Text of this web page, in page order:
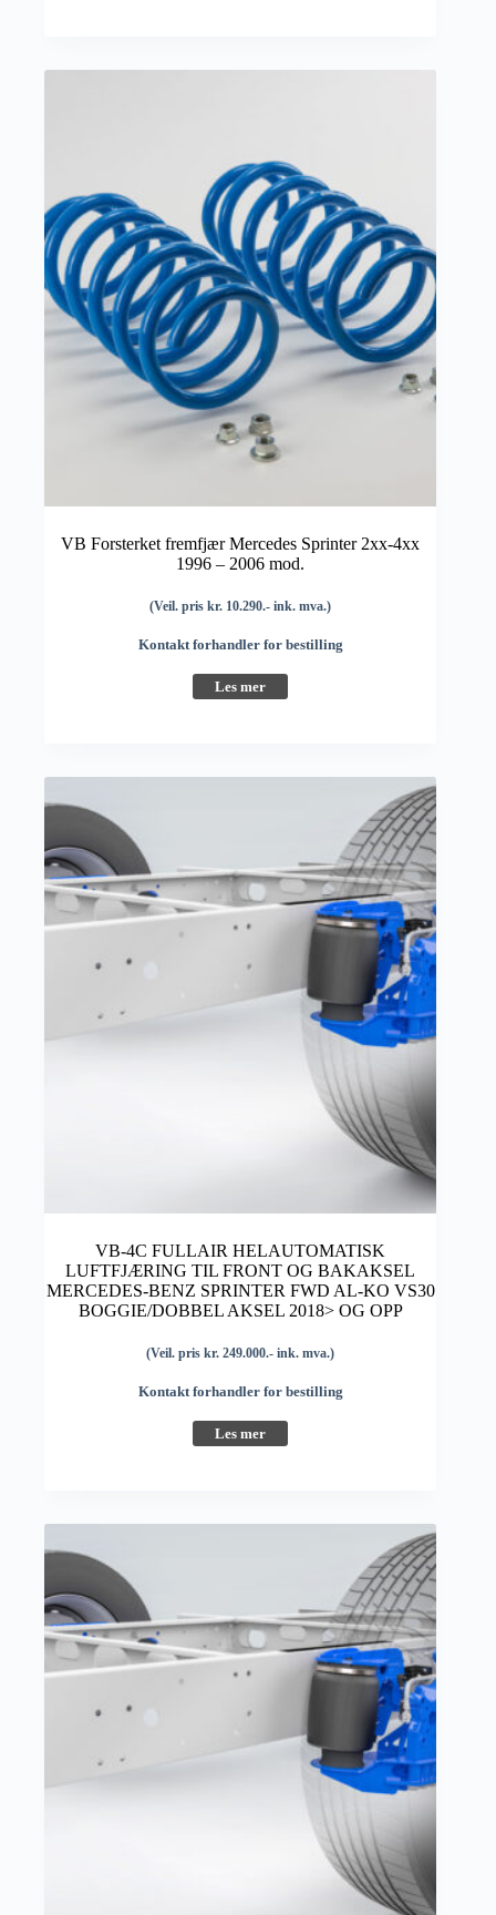
VB Forsterket fremfjær Mercedes Sprinter 2xx-4xx
1996 – 2006 mod.
(Veil. pris kr. 10.290.- ink. mva.)
Kontakt forhandler for bestilling
Les mer
VB-4C FULLAIR HELAUTOMATISK
LUFTFJÆRING TIL FRONT OG BAKAKSEL
MERCEDES-BENZ SPRINTER FWD AL-KO VS30
BOGGIE/DOBBEL AKSEL 2018> OG OPP
(Veil. pris kr. 249.000.- ink. mva.)
Kontakt forhandler for bestilling
Les mer